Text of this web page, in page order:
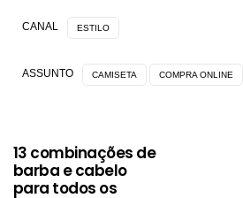
CANAL ESTILO
ASSUNTO CAMISETA COMPRA ONLINE
13 combinações de
barba e cabelo
para todos os